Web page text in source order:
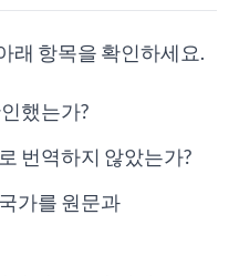
래 항목을 확인하세요.
했는가?
번역하지 않았는가?
가를 원문과